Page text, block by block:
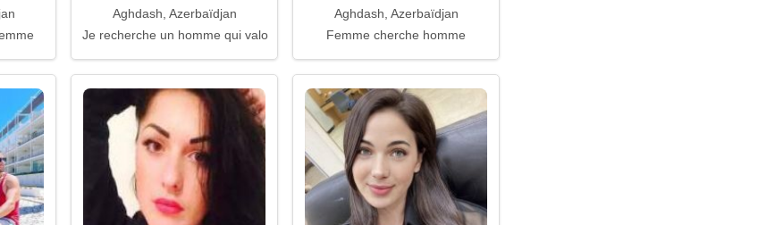
Aghdash, Azerbaïdjan
Je recherche un homme qui valorise la famille
Aghdash, Azerbaïdjan
Femme cherche homme